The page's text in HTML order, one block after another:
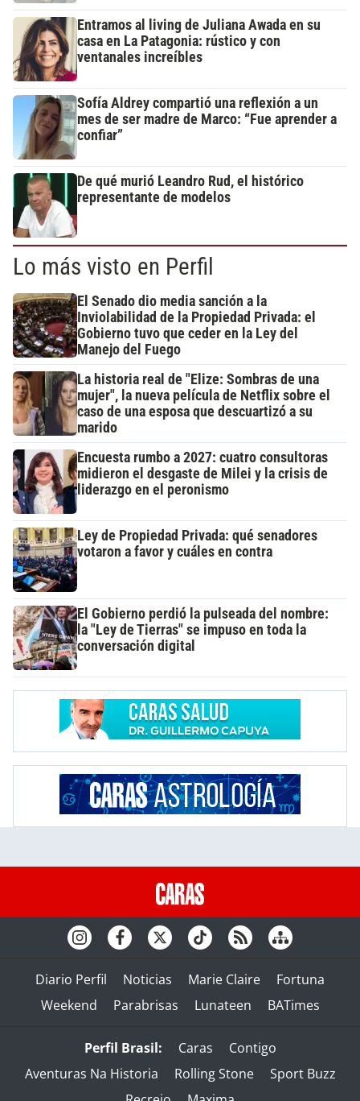
Entramos al living de Juliana Awada en su
casa en La Patagonia: rústico y con
ventanales increíbles
Sofía Aldrey compartió una reflexión a un
mes de ser madre de Marco: “Fue aprender a
confiar”
De qué murió Leandro Rud, el histórico
representante de modelos
Lo más visto en Perfil
El Senado dio media sanción a la
Inviolabilidad de la Propiedad Privada: el
Gobierno tuvo que ceder en la Ley del
Manejo del Fuego
La historia real de "Elize: Sombras de una
mujer", la nueva película de Netflix sobre el
caso de una esposa que descuartizó a su
marido
Encuesta rumbo a 2027: cuatro consultoras
midieron el desgaste de Milei y la crisis de
liderazgo en el peronismo
Ley de Propiedad Privada: qué senadores
votaron a favor y cuáles en contra
El Gobierno perdió la pulseada del nombre:
la "Ley de Tierras" se impuso en toda la
conversación digital
Diario Perfil Noticias Marie Claire
Fortuna
Weekend
Parabrisas Lunateen BATimes
Perfil Brasil: Caras
Contigo
Aventuras Na Historia
Rolling Stone
Sport Buzz